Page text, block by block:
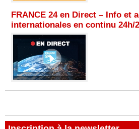
FRANCE 24 en Direct – Info et
internationales en continu 24h/